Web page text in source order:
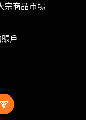
宗商品市場
戶